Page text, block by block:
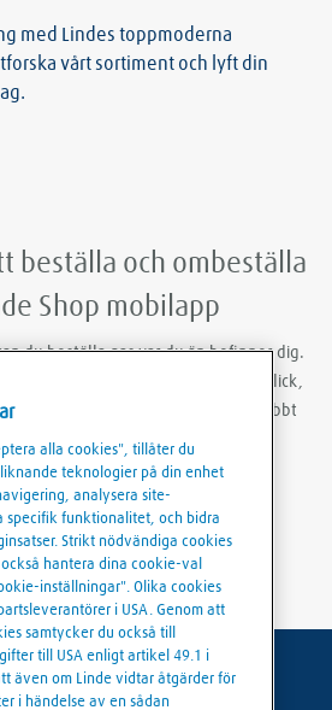
med Lindes toppmoderna
vårt sortiment och lyft din
beställa och ombeställa
Shop mobilapp
du beställa gas var du än befinner dig.
ombeställningar med bara några klick,
ner fakturor och följesedlar snabbt
och smidigt.
alla cookies", tillåter du
teknologier på din enhet
analysera site-
specifik funktionalitet, och bidra
Strikt nödvändiga cookies
hantera dina cookie-val
inställningar". Olika cookies
i USA. Genom att
samtycker du också till
till USA enligt artikel 49.1 i
även om Linde vidtar åtgärder för
i händelse av en sådan